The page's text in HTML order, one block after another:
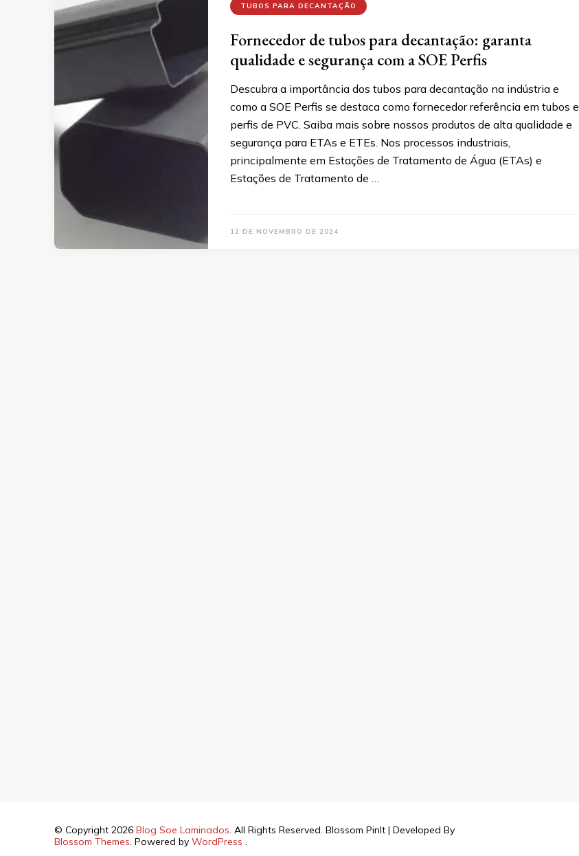
TUBOS PARA DECANTAÇÃO
Fornecedor de tubos para decantação: garanta
qualidade e segurança com a SOE Perfis
Descubra a importância dos tubos para decantação na indústria e
como a SOE Perfis se destaca como fornecedor referência em tubos e
perfis de PVC. Saiba mais sobre nossos produtos de alta qualidade e
segurança para ETAs e ETEs. Nos processos industriais,
principalmente em Estações de Tratamento de Água (ETAs) e
Estações de Tratamento de …
12 DE NOVEMBRO DE 2024
© Copyright 2026 Blog Soe Laminados. All Rights Reserved. Blossom PinIt | Developed By
Blossom Themes. Powered by WordPress .